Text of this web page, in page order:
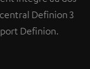
Definion 3
Definion.